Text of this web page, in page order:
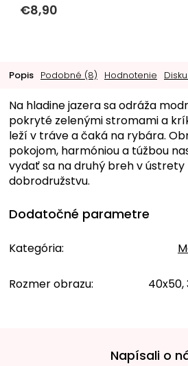
€8,90
Popis Podobné (8) Hodnotenie
Na hladine jazera sa odráža
pokryté zelenými stromami a
leží v tráve a čaká na rybára.
pokojom, harmóniou a túžbou
vydať sa na druhý breh v ústrety
dobrodružstvu.
Dodatočné parametre
Kategória:
Rozmer obrazu: 40x50,
Napísali o